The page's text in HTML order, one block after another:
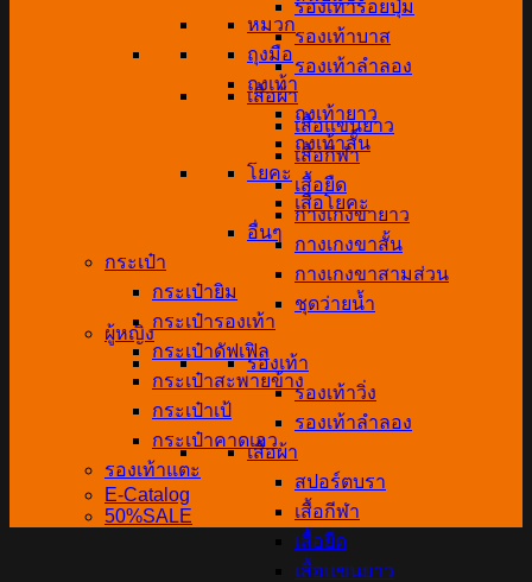
รองเท้าร้อยปุ่ม
รองเท้าบาส
รองเท้าลำลอง
เสื้อผ้า
เสื้อแขนยาว
เสื้อกีฬา
เสื้อยืด
กางเกงขายาว
กางเกงขาสั้น
กางเกงขาสามส่วน
ชุดว่ายน้ำ
ผู้หญิง
รองเท้า
รองเท้าวิ่ง
รองเท้าลำลอง
เสื้อผ้า
สปอร์ตบรา
เสื้อกีฬา
เสื้อยืด
เสื้อแขนยาว
หมวก
ถุงมือ
ถุงเท้า
ถุงเท้ายาว
ถุงเท้าสั้น
โยคะ
เสื่อโยคะ
อื่นๆ
กระเป๋า
กระเป๋ายิม
กระเป๋ารองเท้า
กระเป๋าดัฟเฟิล
กระเป๋าสะพายข้าง
กระเป๋าเป้
กระเป๋าคาดเอว
รองเท้าแตะ
E-Catalog
50%SALE